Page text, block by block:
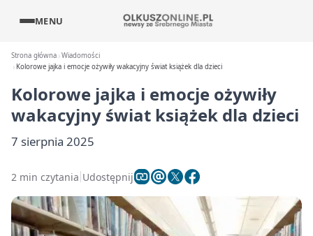
MENU
Strona główna Wiadomości
Kolorowe jajka i emocje ożywiły wakacyjny świat książek dla dzieci
Kolorowe jajka i emocje ożywiły
wakacyjny świat książek dla dzieci
7 sierpnia 2025
2 min czytania Udostępnij